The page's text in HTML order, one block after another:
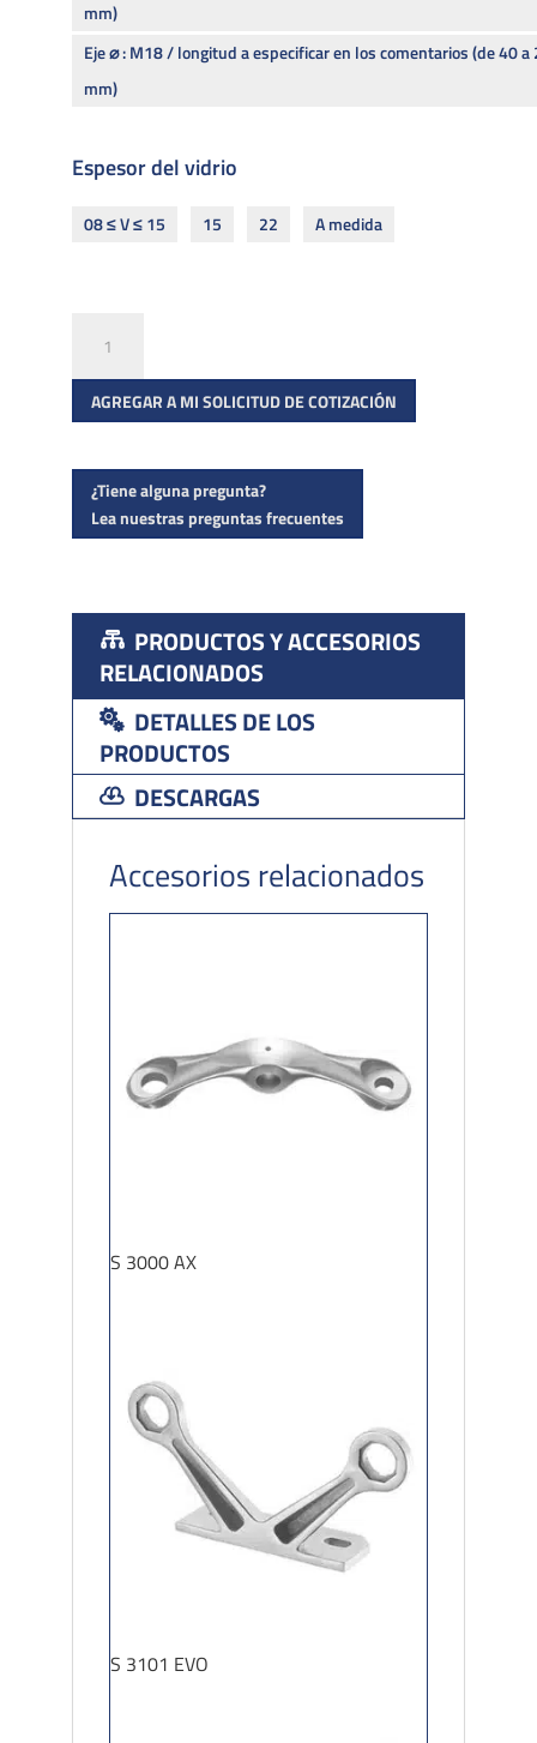
mm)
Eje ⌀ : M18 / longitud a especificar en los comentarios (de 40 a
mm)
Espesor del vidrio
08 ≤ V ≤ 15 15 22 A medida
1001
cantidad
AGREGAR A MI SOLICITUD DE COTIZACIÓN
¿Tiene alguna pregunta?
Lea nuestras preguntas frecuentes
PRODUCTOS Y ACCESORIOS
RELACIONADOS
DETALLES DE LOS
PRODUCTOS
DESCARGAS
Accesorios relacionados
S 3000 AX
S 3101 EVO